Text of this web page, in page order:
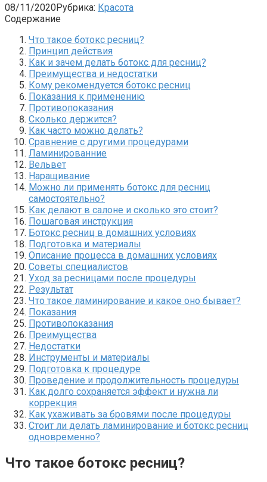
08/11/2020Рубрика: Красота
Содержание
Что такое ботокс ресниц?
Принцип действия
Как и зачем делать ботокс для ресниц?
Преимущества и недостатки
Кому рекомендуется ботокс ресниц
Показания к применению
Противопоказания
Сколько держится?
Как часто можно делать?
Сравнение с другими процедурами
Ламинированние
Вельвет
Наращивание
Можно ли применять ботокс для ресниц
самостоятельно?
Как делают в салоне и сколько это стоит?
Пошаговая инструкция
Ботокс ресниц в домашних условиях
Подготовка и материалы
Описание процесса в домашних условиях
Советы специалистов
Уход за ресницами после процедуры
Результат
Что такое ламинирование и какое оно бывает?
Показания
Противопоказания
Преимущества
Недостатки
Инструменты и материалы
Подготовка к процедуре
Проведение и продолжительность процедуры
Как долго сохраняется эффект и нужна ли
коррекция
Как ухаживать за бровями после процедуры
Стоит ли делать ламинирование и ботокс ресниц
одновременно?
Что такое ботокс ресниц?